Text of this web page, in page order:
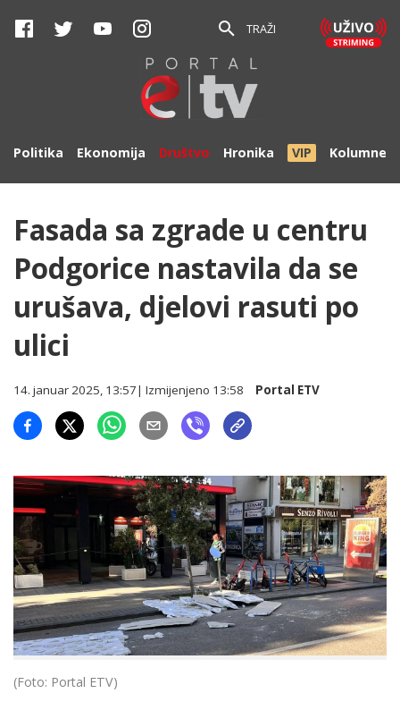
TRAŽI
Politika Ekonomija Društvo Hronika VIP Kolumne
Fasada sa zgrade u centru
Podgorice nastavila da se
urušava, djelovi rasuti po
ulici
14. januar 2025, 13:57| Izmijenjeno 13:58 Portal ETV
(Foto: Portal ETV)